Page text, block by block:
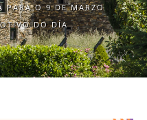
PARA O 9 DE MARZO
DO DÍA